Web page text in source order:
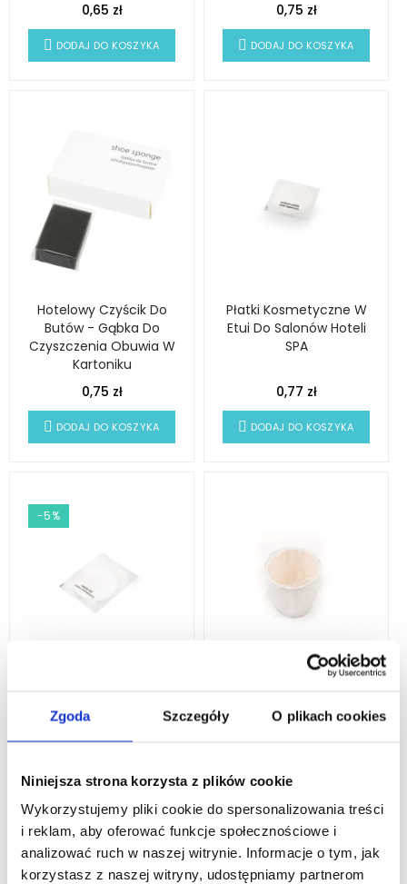
Zgoda Szczegóły O plikach cookies
Niniejsza strona korzysta z plików cookie
Wykorzystujemy pliki cookie do spersonalizowania treści
i reklam, aby oferować funkcje społecznościowe i
analizować ruch w naszej witrynie. Informacje o tym, jak
korzystasz z naszej witryny, udostępniamy partnerom
0,65 zł
DODAJ DO KOSZYKA
0,75 zł
DODAJ DO KOSZYKA
Hotelowy Czyścik Do
Butów - Gąbka Do
Czyszczenia Obuwia W
Kartoniku
0,75 zł
DODAJ DO KOSZYKA
Płatki Kosmetyczne W
Etui Do Salonów Hoteli
SPA
0,77 zł
DODAJ DO KOSZYKA
-5%
Kosmetyczny W Etui
0,85 zł 0,81 zł
DODAJ DO KOSZYKA
Hotelowy Papierowy
Biodegradowalny
0,81 zł
DODAJ DO KOSZYKA